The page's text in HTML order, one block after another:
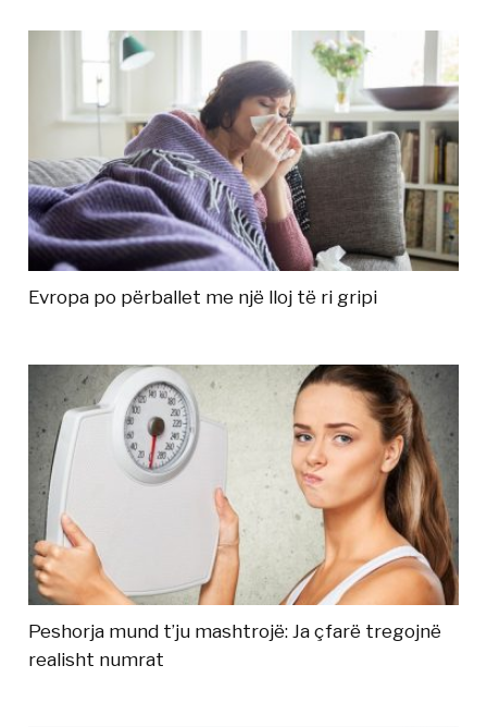
Evropa po përballet me një lloj të ri gripi
Peshorja mund t’ju mashtrojë: Ja çfarë tregojnë
realisht numrat